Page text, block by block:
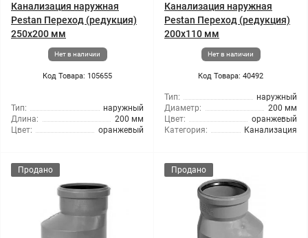
Канализация наружная
Pestan Переход (редукция)
250x200 мм
Нет в наличии
Код Товара: 105655
Тип:
наружный
Длина:
200 мм
Цвет:
оранжевый
Канализация наружная
Pestan Переход (редукция)
200x110 мм
Нет в наличии
Код Товара: 40492
Тип:
наружный
Диаметр:
200 мм
Цвет:
оранжевый
Категория:
Канализация
Продано Продано